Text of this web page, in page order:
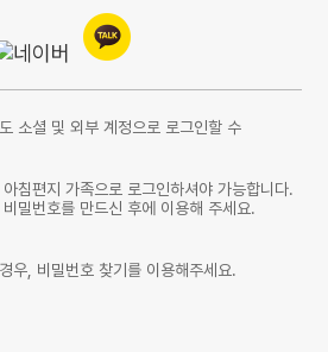
소셜 및 외부 계정으로 로그인할 수
침편지 가족으로 로그인하셔야 가능합니다.
밀번호를 만드신 후에 이용해 주세요.
우, 비밀번호 찾기를 이용해주세요.